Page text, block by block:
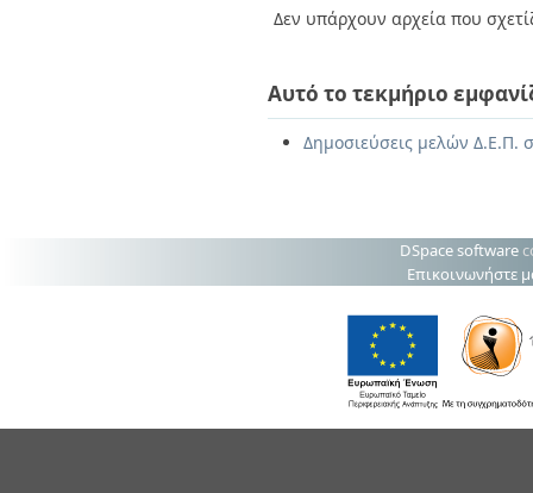
Δεν υπάρχουν αρχεία που
Αυτό το τεκμήριο
Δημοσιεύσεις μελών Δ.Ε.Π.
DSpace software
Επικοινωνήστε